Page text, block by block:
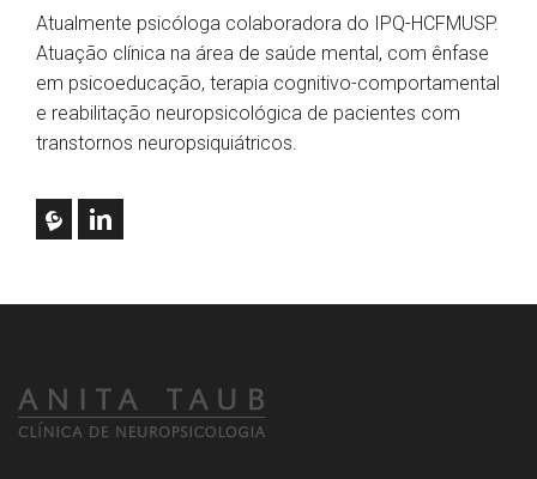
Atualmente psicóloga colaboradora do IPQ-HCFMUSP.
Atuação clínica na área de saúde mental, com ênfase
em psicoeducação, terapia cognitivo-comportamental
e reabilitação neuropsicológica de pacientes com
transtornos neuropsiquiátricos.